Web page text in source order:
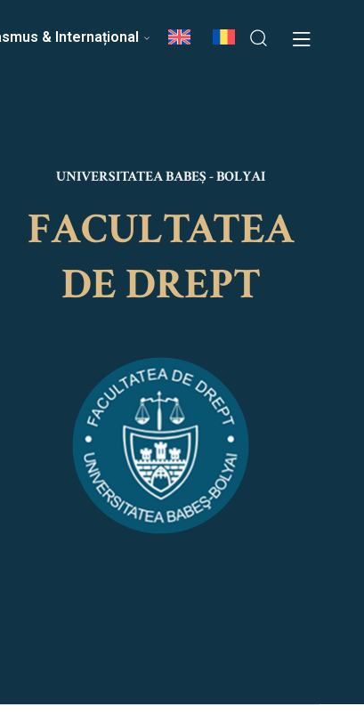
Echipa Facultății
& Internațional
UNIVERSITATEA BABEȘ - BOLYAI
FACULTATEA
DE DREPT